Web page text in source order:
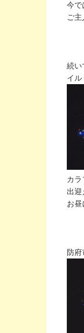
今で
ご主
続い
カ
出迎
お